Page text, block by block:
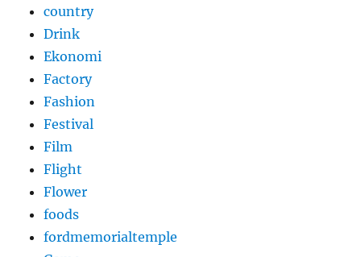
country
Drink
Ekonomi
Factory
Fashion
Festival
Film
Flight
Flower
foods
fordmemorialtemple